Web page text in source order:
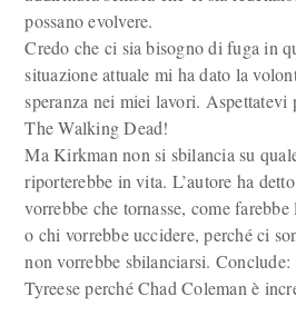
possano evolvere.
Credo che ci sia bisogno di fuga in
situazione attuale mi ha dato la
speranza nei miei lavori.
The Walking Dead!
Ma Kirkman non si sbilancia su
riporterebbe in vita. L’autore ha
vorrebbe che tornasse, come
o chi vorrebbe uccidere, perché ci
non vorrebbe sbilanciarsi.
Tyreese perché Chad Coleman è